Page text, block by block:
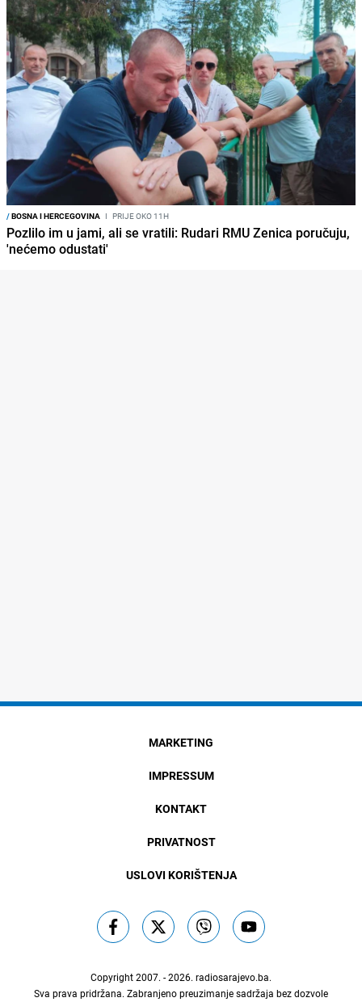
/BOSNA I HERCEGOVINA I PRIJE OKO 11H
Pozlilo im u jami, ali se vratili: Rudari RMU Zenica poručuju,
'nećemo odustati'
MARKETING
IMPRESSUM
KONTAKT
PRIVATNOST
USLOVI KORIŠTENJA
Copyright 2007. - 2026. radiosarajevo.ba.
Sva prava pridržana. Zabranjeno preuzimanje sadržaja bez dozvole